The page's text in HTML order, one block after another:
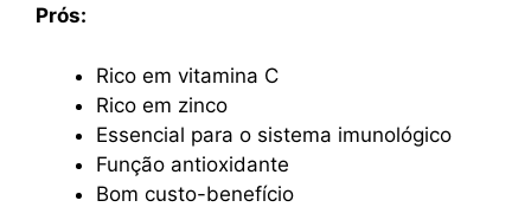
Prós:
Rico em vitamina C
Rico em zinco
Essencial para o sistema imunológico
Função antioxidante
Bom custo-benefício